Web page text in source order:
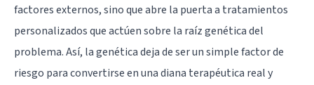
factores externos, sino que abre la puerta a tratamientos
personalizados que actúen sobre la raíz genética del
problema. Así, la genética deja de ser un simple factor de
riesgo para convertirse en una diana terapéutica real y